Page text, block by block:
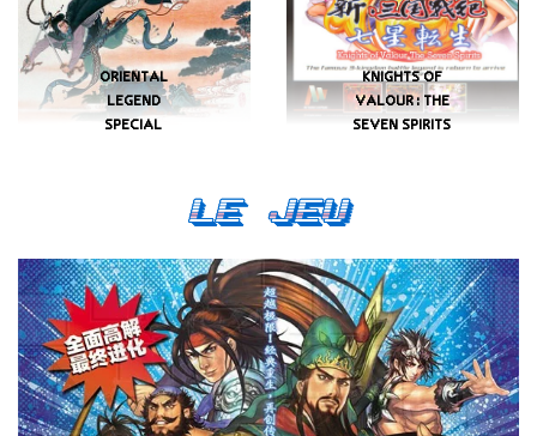
Le Jeu
ORIENTAL
LEGEND
SPECIAL
KNIGHTS OF
VALOUR: THE
SEVEN SPIRITS